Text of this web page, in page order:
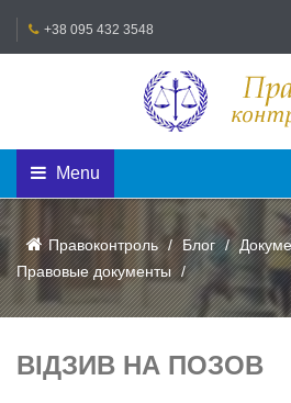
+38 095 432 3548
Menu
Правоконтроль Блог
Правовые документы
ВІДЗИВ НА ПОЗОВ